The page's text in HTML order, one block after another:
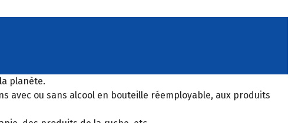
planète.
avec ou sans alcool en bouteille réemployable, aux produits